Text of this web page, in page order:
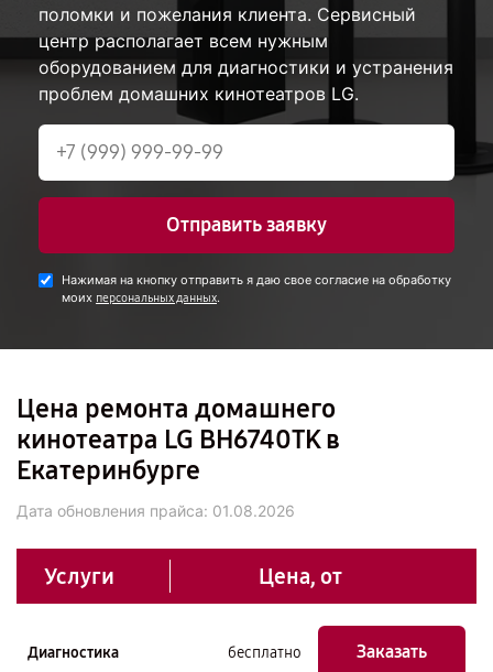
поломки и пожелания клиента. Сервисный
центр располагает всем нужным
оборудованием для диагностики и устранения
проблем домашних кинотеатров LG.
Отправить заявку
Нажимая на кнопку отправить я даю свое согласие на обработку
моих персональных данных.
Цена ремонта домашнего
кинотеатра LG BH6740TK в
Екатеринбурге
Дата обновления прайса: 01.08.2026
Услуги Цена, от
Диагностика бесплатно Заказать